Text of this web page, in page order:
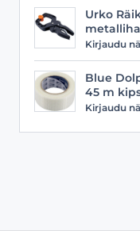
Urko
Kirjaudu
Blue
45 m
Kirjaudu